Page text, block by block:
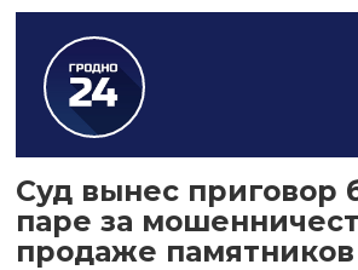
Суд вынес приговор
паре за
продаже памятников